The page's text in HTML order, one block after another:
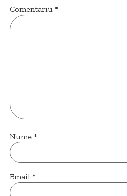
Comentariu *
Nume *
Email *